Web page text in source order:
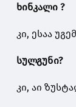
ხინკალი ?
კი, ესაა
სულგუნი?
კი, აი